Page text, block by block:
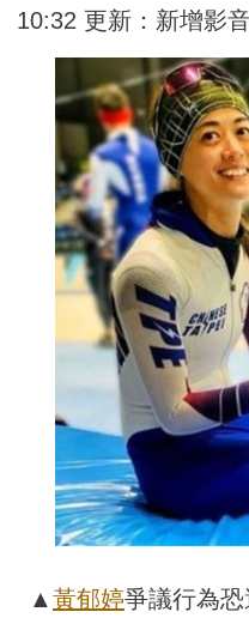
10:32 更新：新增影音
▲ 黃郁婷爭議行為